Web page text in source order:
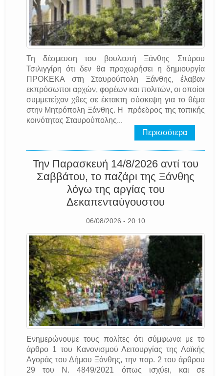
Τη δέσμευση του βουλευτή Ξάνθης Σπύρου
Τσιλιγγίρη ότι δεν θα προχωρήσει η δημιουργία
ΠΡΟΚΕΚΑ στη Σταυρούπολη Ξάνθης, έλαβαν
εκπρόσωποι αρχών, φορέων και πολιτών, οι οποίοι
συμμετείχαν χθες σε έκτακτη σύσκεψη για το θέμα
στην Μητρόπολη Ξάνθης. Η πρόεδρος της τοπικής
κοινότητας Σταυρούπολης...
Περισσότερα
Την Παρασκευή 14/8/2026 αντί του
Σαββάτου, το παζάρι της Ξάνθης
λόγω της αργίας του
Δεκαπενταύγουστου
06/08/2026 - 20:10
Ενημερώνουμε τους πολίτες ότι σύμφωνα με το
άρθρο 1 του Κανονισμού Λειτουργίας της Λαϊκής
Αγοράς του Δήμου Ξάνθης, την παρ. 2 του άρθρου
29 του Ν. 4849/2021 όπως ισχύει, και σε